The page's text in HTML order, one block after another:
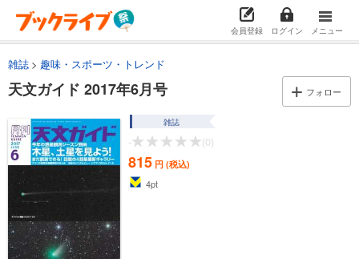
会員登録 ログイン メニュー
雑誌 趣味・スポーツ・トレンド
天文ガイド 2017年6月号 フォロー
雑誌
- (0)
815 円 (税込)
4pt